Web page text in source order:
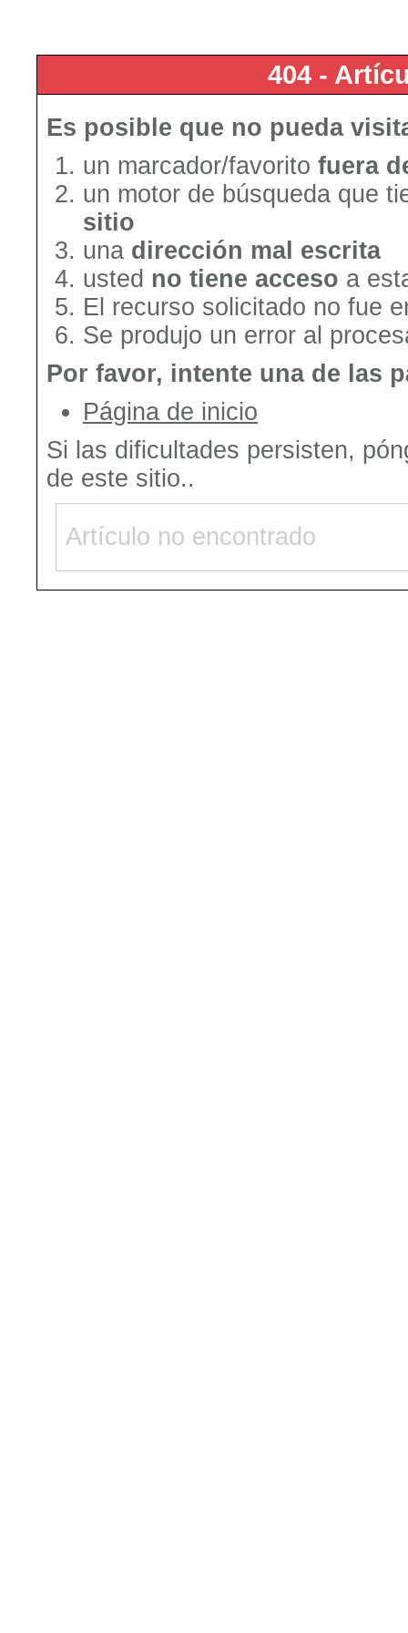
404 -
Es posible que no pueda
un marcador/favorito fuera
un motor de búsqueda que
sitio
una dirección mal escrita
usted no tiene acceso a
El recurso solicitado no fue
Se produjo un error al
Por favor, intente una de las
Página de inicio
Si las dificultades persisten,
de este sitio..
Artículo no encontrado